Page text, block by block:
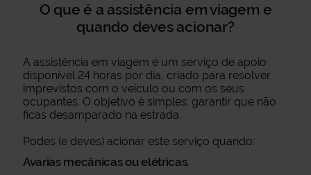
O que é a assistência em viagem e
quando deves acionar?
A assistência em viagem é um serviço de apoio
disponível 24 horas por dia, criado para resolver
imprevistos com o veículo ou com os seus
ocupantes. O objetivo é simples: garantir que não
ficas desamparado na estrada.
Podes (e deves) acionar este serviço quando:
Avarias mecânicas ou elétricas.